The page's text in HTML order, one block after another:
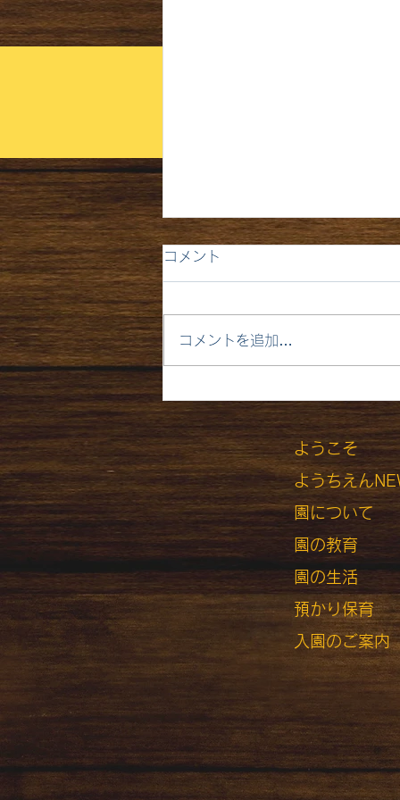
1月15日木曜日 はれ
コメント
コメントを追加…
ようこそ
ようちえん
園について
園の教育
​ 園の生活
預かり保育
入園のご案内